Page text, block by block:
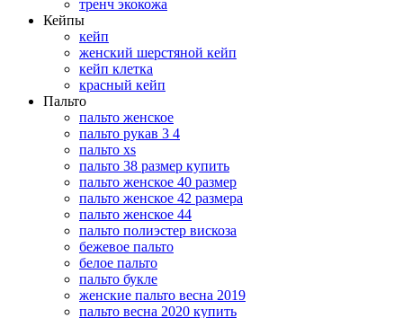
тренч экокожа
Кейпы
кейп
женский шерстяной кейп
кейп клетка
красный кейп
Пальто
пальто женское
пальто рукав 3 4
пальто xs
пальто 38 размер купить
пальто женское 40 размер
пальто женское 42 размера
пальто женское 44
пальто полиэстер вискоза
бежевое пальто
белое пальто
пальто букле
женские пальто весна 2019
пальто весна 2020 купить